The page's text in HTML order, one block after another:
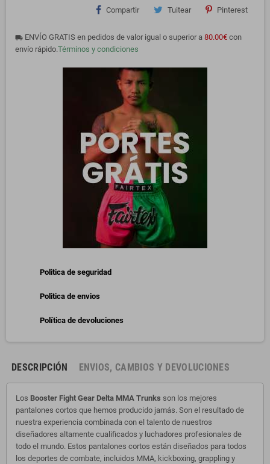
Compartir Tuitear Pinterest
local_shipping ENVÍO GRATIS en pedidos de valor igual o superior a 80.00€ con
envío rápido.Términos y condiciones
Politica de seguridad
Politica de envios
Política de devoluciones
DESCRIPCIÓN ENVIOS, CAMBIOS Y DEVOLUCIONES
Los Booster Fight Gear Delta MMA Trunks son los mejores
pantalones cortos que hemos producido jamás. Son el resultado de
nuestra experiencia combinada con el talento de nuestros
diseñadores altamente cualificados y luchadores profesionales de
todo el mundo. Estos pantalones cortos están diseñados para todos
los deportes de combate, incluidos MMA, kickboxing, grappling y